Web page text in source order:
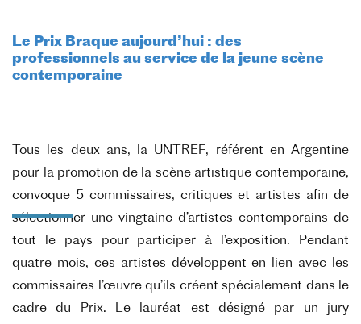
Le Prix Braque aujourd’hui : des
professionnels au service de la jeune scène
contemporaine
Tous les deux ans, la UNTREF, référent en Argentine
pour la promotion de la scène artistique contemporaine,
convoque 5 commissaires, critiques et artistes afin de
sélectionner une vingtaine d’artistes contemporains de
tout le pays pour participer à l’exposition. Pendant
quatre mois, ces artistes développent en lien avec les
commissaires l’œuvre qu’ils créent spécialement dans le
cadre du Prix. Le lauréat est désigné par un jury